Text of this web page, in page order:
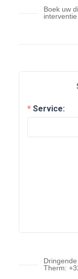
Boek uw
interventie
Service:
Therm: